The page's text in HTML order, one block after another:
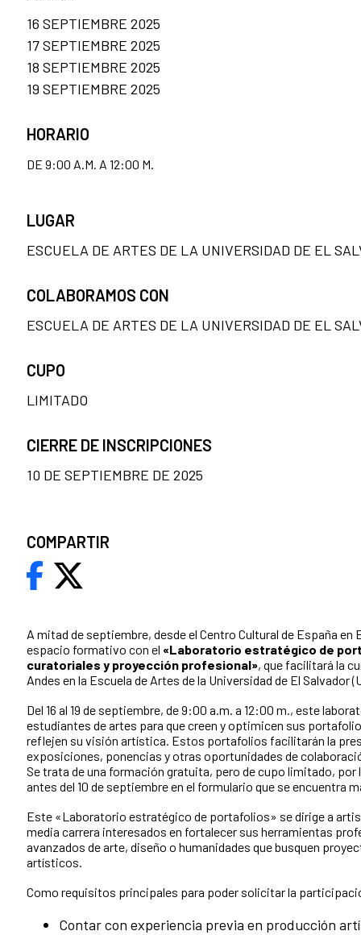
A mitad de septiembre, desde el Centro Cultural de España
espacio formativo con el «Laboratorio estratégico de
curatoriales y proyección profesional», que facilitará la
Andes en la Escuela de Artes de la Universidad de El Salvador
Del 16 al 19 de septiembre, de 9:00 a.m. a 12:00 m., este
estudiantes de artes para que creen y optimicen sus
reflejen su visión artística. Estos portafolios facilitarán la
exposiciones, ponencias y otras oportunidades de
Se trata de una formación gratuita, pero de cupo limitado, por
antes del 10 de septiembre en el formulario que se encuentra
Este «Laboratorio estratégico de portafolios» se dirige a
media carrera interesados en fortalecer sus herramientas
avanzados de arte, diseño o humanidades que busquen
artísticos.
Como requisitos principales para poder solicitar la
Contar con experiencia previa en producción
16 SEPTIEMBRE 2025
17 SEPTIEMBRE 2025
18 SEPTIEMBRE 2025
19 SEPTIEMBRE 2025
HORARIO
DE 9:00 A.M. A 12:00 M.
LUGAR
ESCUELA DE ARTES DE LA UNIVERSIDAD DE EL
COLABORAMOS CON
ESCUELA DE ARTES DE LA UNIVERSIDAD DE EL
CUPO
LIMITADO
CIERRE DE INSCRIPCIONES
10 DE SEPTIEMBRE DE 2025
COMPARTIR